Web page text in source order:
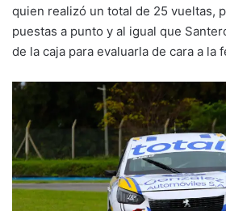
quien realizó un total de 25 vueltas,
puestas a punto y al igual que
de la caja para evaluarla de cara a la